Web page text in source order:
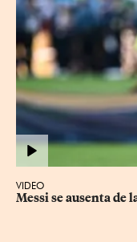
VIDEO
Messi se ausenta de